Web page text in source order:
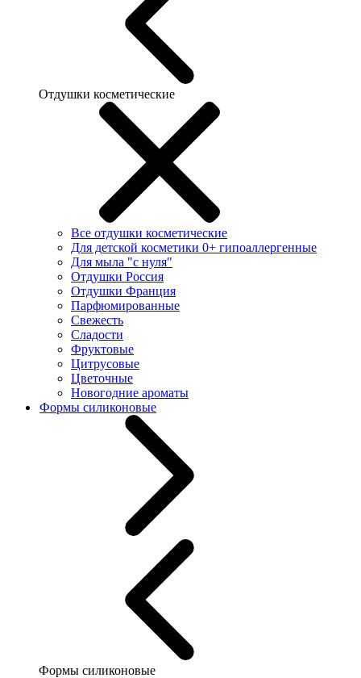
Отдушки косметические
Все отдушки косметические
Для детской косметики 0+ гипоаллергенные
Для мыла "с нуля"
Отдушки Россия
Отдушки Франция
Парфюмированные
Свежесть
Сладости
Фруктовые
Цитрусовые
Цветочные
Новогодние ароматы
Формы силиконовые
Формы силиконовые